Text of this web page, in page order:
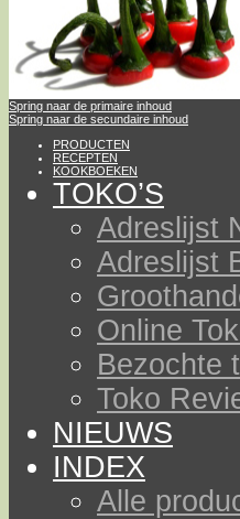
Spring naar de primaire inhoud
Spring naar de secundaire inhoud
PRODUCTEN
RECEPTEN
KOOKBOEKEN
TOKO’S
Adreslijst
Adreslijst
Online
Bezochte
Toko
NIEUWS
INDEX
Alle